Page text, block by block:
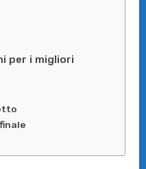
per i migliori